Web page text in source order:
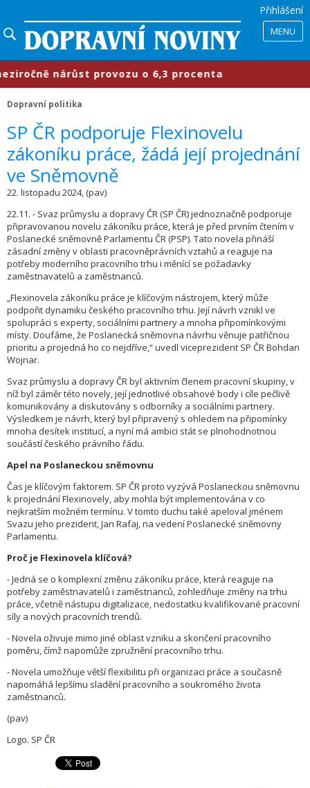
Přihlášení
MENU
nárůst provozu o 6,3 procenta
Dopravní politika
SP ČR podporuje Flexinovelu
zákoníku práce, žádá její projednání
ve Sněmovně
22. listopadu 2024, (pav)
22.11. - Svaz průmyslu a dopravy ČR (SP ČR) jednoznačně podporuje
připravovanou novelu zákoníku práce, která je před prvním čtením v
Poslanecké sněmovně Parlamentu ČR (PSP). Tato novela přináší
zásadní změny v oblasti pracovněprávních vztahů a reaguje na
potřeby moderního pracovního trhu i měnící se požadavky
zaměstnavatelů a zaměstnanců.
„Flexinovela zákoníku práce je klíčovým nástrojem, který může
podpořit dynamiku českého pracovního trhu. Její návrh vznikl ve
spolupráci s experty, sociálními partnery a mnoha připomínkovými
místy. Doufáme, že Poslanecká sněmovna návrhu věnuje patřičnou
prioritu a projedná ho co nejdříve,“ uvedl viceprezident SP ČR Bohdan
Wojnar.
Svaz průmyslu a dopravy ČR byl aktivním členem pracovní skupiny, v
níž byl záměr této novely, její jednotlivé obsahové body i cíle pečlivě
komunikovány a diskutovány s odborníky a sociálními partnery.
Výsledkem je návrh, který byl připravený s ohledem na připomínky
mnoha desítek institucí, a nyní má ambici stát se plnohodnotnou
součástí českého právního řádu.
Apel na Poslaneckou sněmovnu
Čas je klíčovým faktorem. SP ČR proto vyzývá Poslaneckou sněmovnu
k projednání Flexinovely, aby mohla být implementována v co
nejkratším možném termínu. V tomto duchu také apeloval jménem
Svazu jeho prezident, Jan Rafaj, na vedení Poslanecké sněmovny
Parlamentu.
Proč je Flexinovela klíčová?
- Jedná se o komplexní změnu zákoníku práce, která reaguje na
potřeby zaměstnavatelů i zaměstnanců, zohledňuje změny na trhu
práce, včetně nástupu digitalizace, nedostatku kvalifikované pracovní
síly a nových pracovních trendů.
- Novela oživuje mimo jiné oblast vzniku a skončení pracovního
poměru, čímž napomůže zpružnění pracovního trhu.
- Novela umožňuje větší flexibilitu při organizaci práce a současně
napomáhá lepšímu sladění pracovního a soukromého života
zaměstnanců.
(pav)
Logo. SP ČR